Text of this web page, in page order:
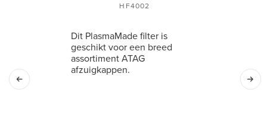
HF4002
Dit PlasmaMade filter is
geschikt voor een breed
assortiment ATAG
afzuigkappen.